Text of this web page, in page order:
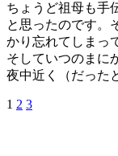
ちょうど祖母も手
と思ったのです。
かり忘れてしまっ
そしていつのまに
夜中近く（だった
1 2 3